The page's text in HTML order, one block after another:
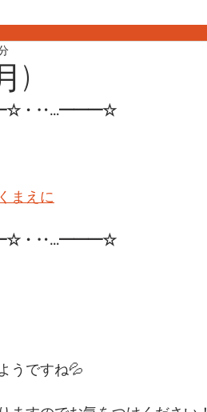
)
・‥…━━━☆
まえに
・‥…━━━☆
うですね💦